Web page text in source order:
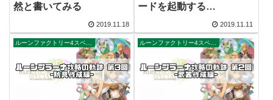
然と書いてみる
2019.11.18
ードを起動する
HekateBrewを使ってみた
2019.11.11
ルーンファクトリー4スペシャル ルーンファクトリー4スペシャル